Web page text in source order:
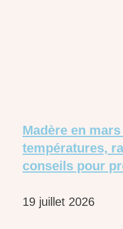
Madère en
températures,
conseils pour
19 juillet 2026